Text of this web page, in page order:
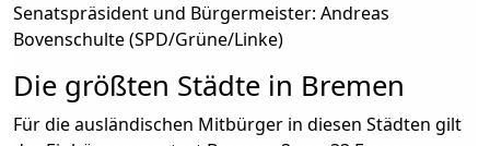
Senatspräsident und Bürgermeister: Andreas
Bovenschulte (SPD/Grüne/Linke)
Die größten Städte in Bremen
Für die ausländischen Mitbürger in diesen Städten gilt